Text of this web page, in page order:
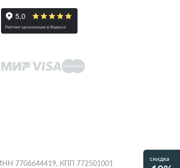
7706644419, КПП 772501001
скидка